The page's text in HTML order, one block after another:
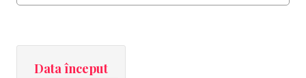
Data început